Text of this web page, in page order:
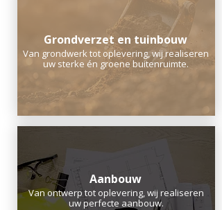
Grondverzet en tuinbouw
Van grondwerk tot oplevering, wij realiseren
uw sterke én groene buitenruimte.
Aanbouw
Van ontwerp tot oplevering, wij realiseren
uw perfecte aanbouw.